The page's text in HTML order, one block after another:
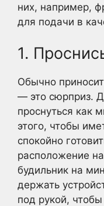
них, например,
для подачи в
1.
Обычно
— это сюрприз.
проснуться как
этого, чтобы
спокойно
расположение
будильник на
держать
под рукой,